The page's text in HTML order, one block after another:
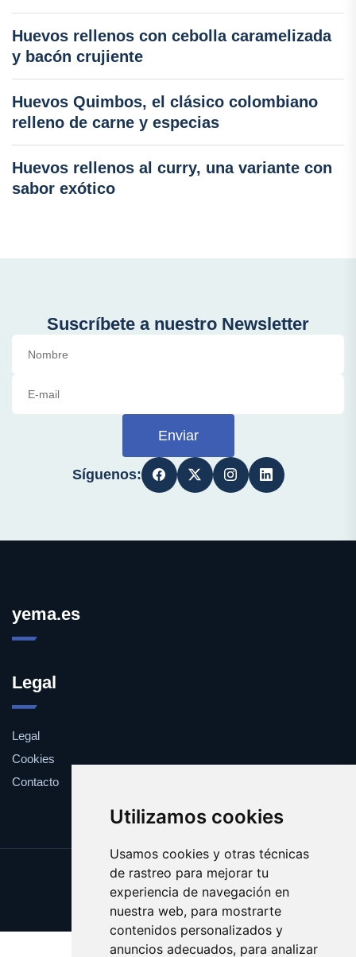
Utilizamos cookies
Usamos cookies y otras técnicas
de rastreo para mejorar tu
experiencia de navegación en
nuestra web, para mostrarte
contenidos personalizados y
anuncios adecuados, para analizar
Huevos rellenos con cebolla caramelizada
y bacón crujiente
Huevos Quimbos, el clásico colombiano
relleno de carne y especias
Huevos rellenos al curry, una variante con
sabor exótico
Suscríbete a nuestro Newsletter
Enviar
Síguenos:
yema.es
Legal
Legal
Cookies
Contacto
Update cookies preferences
Copyright © 2025 yema.es